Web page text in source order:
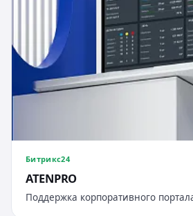
Битрикс24
ATENPRO
Поддержка корпоративного